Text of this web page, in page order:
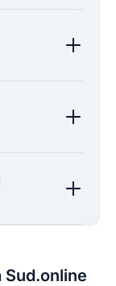
Sud.online